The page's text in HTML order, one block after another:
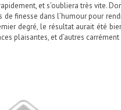
et s’oubliera très vite.
finesse dans l’humour pour
degré, le résultat aurait été
plaisantes, et d’autres carrément